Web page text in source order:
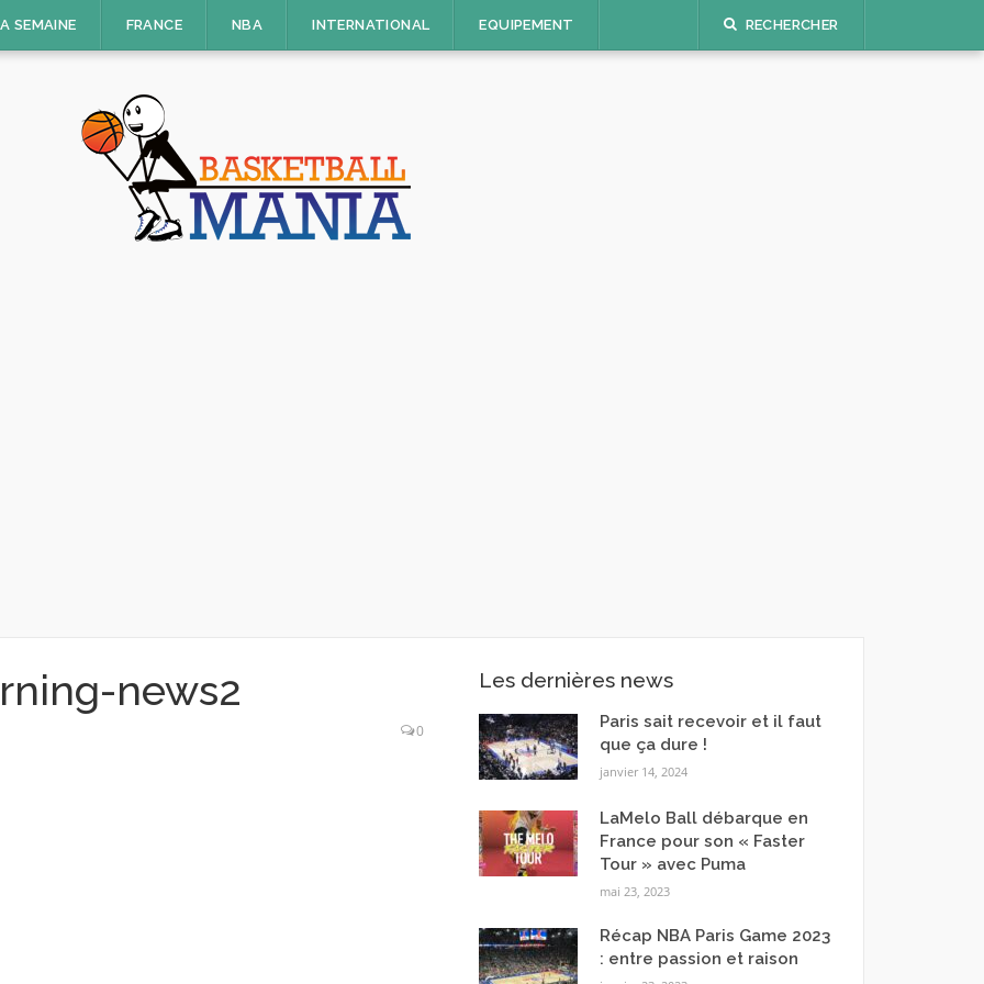
SEMAINE FRANCE NBA INTERNATIONAL EQUIPEMENT RECHERCHER
news2
0
Les dernières news
Paris sait recevoir et il faut
que ça dure !
janvier 14, 2024
LaMelo Ball débarque en
France pour son « Faster
Tour » avec Puma
mai 23, 2023
Récap NBA Paris Game 2023
: entre passion et raison